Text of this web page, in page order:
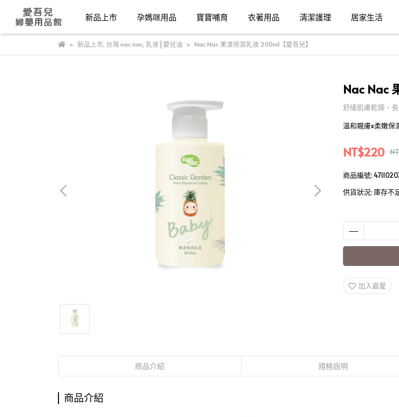
新品上市 孕媽咪用品 寶寶哺育 衣著用品 清潔護理 居家生活
新品上市, 台灣 nac nac, 乳液║嬰兒油 Nac Nac 果漾保濕乳液 200ml【愛吾兒】
Nac Nac
舒緩肌膚乾燥，
溫和親膚x柔嫩保
NT$220
商品編號:
供貨狀況: 庫存不
加入最愛
商品介紹 規格說明
商品介紹